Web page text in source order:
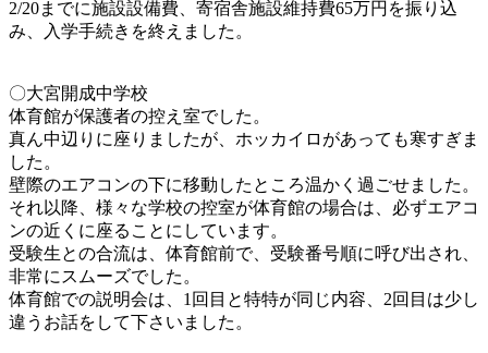
2/20までに施設設備費、寄宿舎施設維持費65万円を振り込
み、入学手続きを終えました。
〇大宮開成中学校
体育館が保護者の控え室でした。
真ん中辺りに座りましたが、ホッカイロがあっても寒すぎま
した。
壁際のエアコンの下に移動したところ温かく過ごせました。
それ以降、様々な学校の控室が体育館の場合は、必ずエアコ
ンの近くに座ることにしています。
受験生との合流は、体育館前で、受験番号順に呼び出され、
非常にスムーズでした。
体育館での説明会は、1回目と特特が同じ内容、2回目は少し
違うお話をして下さいました。